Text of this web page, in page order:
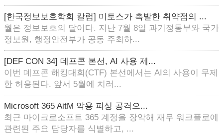
[한국정보보호학회 칼럼] 미토스가 촉발한 취약점의 ...
월은 정보보호의 달이다. 지난 7월 8일 과기정통부와 국가
정보원, 행정안전부가 공동 주최하...
[DEF CON 34] 데프콘 본선, AI 사용 제...
이번 데프콘 해킹대회(CTF) 본선에서는 AI의 사용이 무제
한 허용된다. 앞서 5월에 치러...
Microsoft 365 AitM 악용 피싱 공격으...
최근 마이크로소프트 365 계정을 장악해 재무 워크플로에
관련된 주요 담당자를 식별하고, ...